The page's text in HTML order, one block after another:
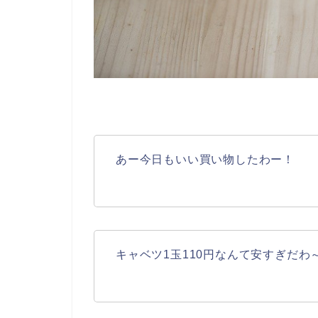
あー今日もいい買い物したわー！
キャベツ1玉110円なんて安すぎだわ